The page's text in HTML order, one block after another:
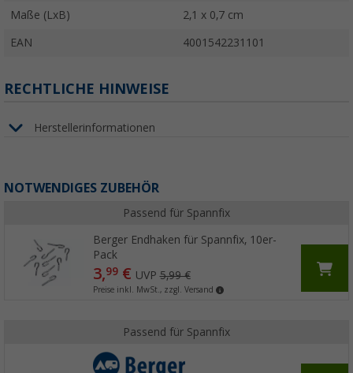
Maße (LxB) 2,1 x 0,7 cm
EAN 4001542231101
RECHTLICHE HINWEISE
Herstellerinformationen
NOTWENDIGES ZUBEHÖR
Passend für Spannfix
Berger Endhaken für Spannfix, 10er-
Pack
3,99€ UVP5,99 €
Preise inkl. MwSt., zzgl. Versand
Passend für Spannfix